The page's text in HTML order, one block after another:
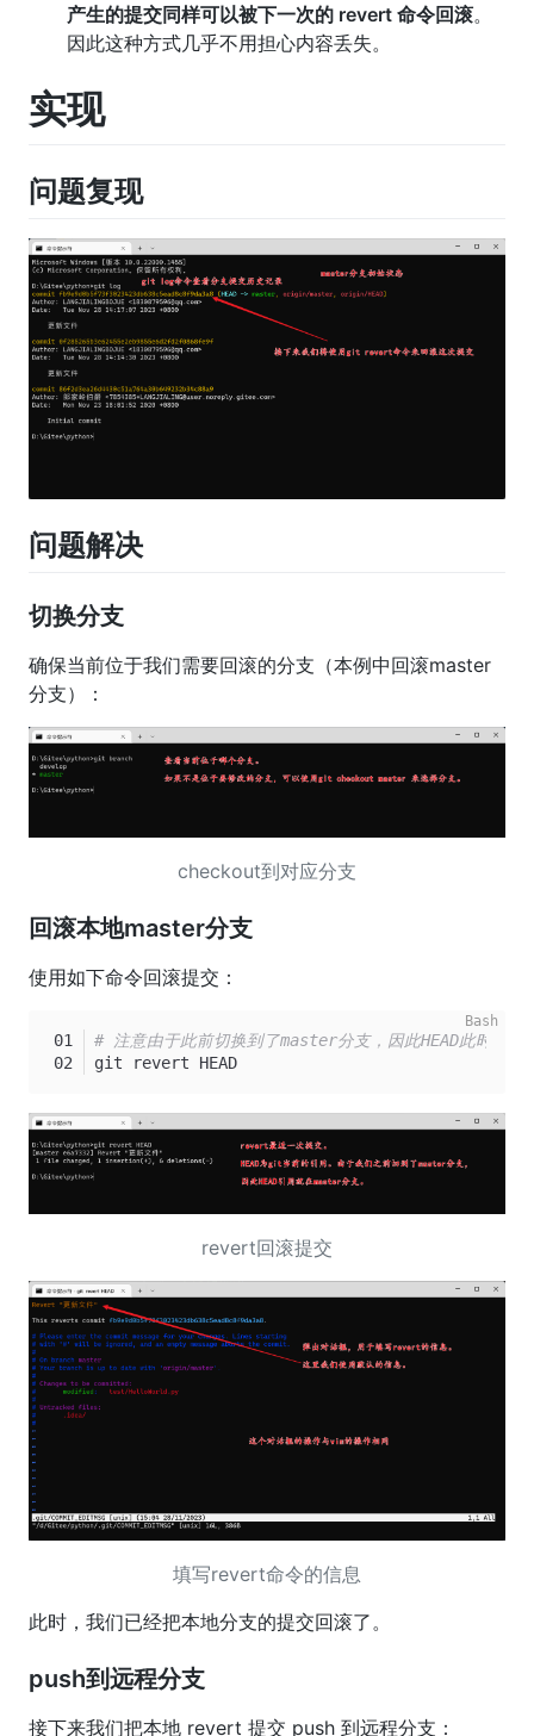
产生的提交同样可以被下一次的 revert 命令回滚。
因此这种方式几乎不用担心内容丢失。
实现
问题复现
问题解决
切换分支
确保当前位于我们需要回滚的分支（本例中回滚master
分支）：
checkout到对应分支
回滚本地master分支
使用如下命令回滚提交：
# 注意由于此前切换到了master分支，因此HEAD此时指
git revert HEAD
revert回滚提交
填写revert命令的信息
此时，我们已经把本地分支的提交回滚了。
push到远程分支
接下来我们把本地 revert 提交 push 到远程分支：